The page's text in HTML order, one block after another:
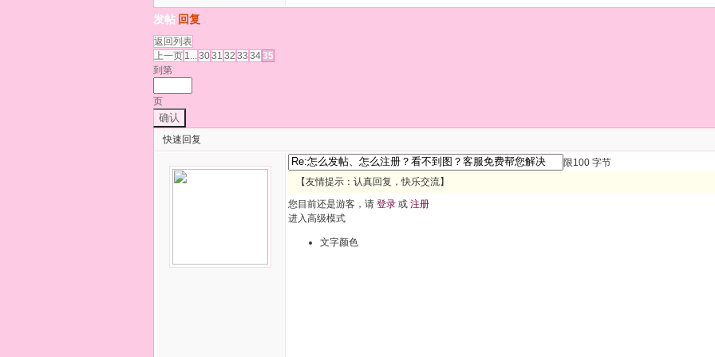
发帖 回复
返回列表
上一页 1...3031 32 33 3435
到第
页
确认
快速回复
限100 字节
【友情提示：认真回复，快乐交流】
您目前还是游客，请 登录 或 注册
进入高级模式
文字颜色